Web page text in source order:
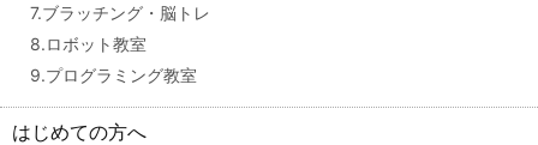
7.ブラッチング・脳トレ
8.ロボット教室
9.プログラミング教室
はじめての方へ